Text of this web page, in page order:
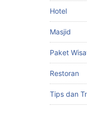
Hotel
Masjid
Paket
Restoran
Tips dan